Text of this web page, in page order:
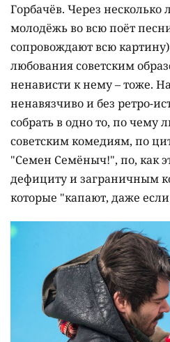
Горбачёв. Через несколько
молодёжь во всю поёт
сопровождают всю
любования советским
ненависти к нему – тоже.
ненавязчиво и без ретро-
собрать в одно то, по чему
советским комедиям, по
"Семен Семёныч!", по, как
дефициту и заграничным
которые "капают, даже